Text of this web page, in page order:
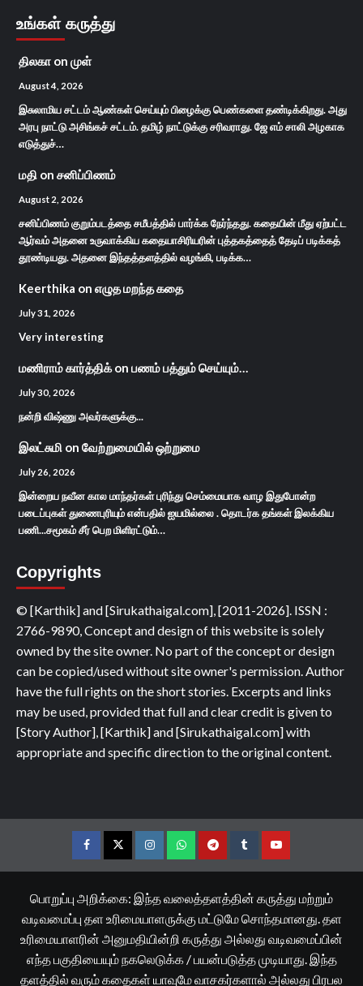
உங்கள் கருத்து
திலகா on முள்
August 4, 2026
இசுலாமிய சட்டம் ஆண்கள் செய்யும் பிழைக்கு பெண்களை தண்டிக்கிறது. அது
அரபு நாட்டு அசிங்கச் சட்டம். தமிழ் நாட்டுக்கு சரிவராது. ஜே எம் சாலி அழகாக
எடுத்துச்…
மதி on சனிப்பிணம்
August 2, 2026
சனிப்பிணம் குறும்படத்தை சமீபத்தில் பார்க்க நேர்ந்தது. கதையின் மீது ஏற்பட்ட
ஆர்வம் அதனை உருவாக்கிய கதையாசிரியரின் புத்தகத்தைத் தேடிப் படிக்கத்
தூண்டியது. அதனை இந்தத்தளத்தில் வழங்கி, படிக்க…
Keerthika on எழுத மறந்த கதை
July 31, 2026
Very interesting
மணிராம் கார்த்திக்on பணம் பத்தும் செய்யும்…
July 30, 2026
நன்றி விஷ்ணு அவர்களுக்கு...
இலட்சுமி on வேற்றுமையில் ஒற்றுமை
July 26, 2026
இன்றைய நவீன கால மாந்தர்கள் புரிந்து செம்மையாக வாழ இதுபோன்ற
படைப்புகள் துணைபுரியும் என்பதில் ஐயமில்லை . தொடர்க தங்கள் இலக்கிய
பணி...சமூகம் சீர் பெற மிளிரட்டும்…
Copyrights
© [Karthik] and [Sirukathaigal.com], [2011-2026]. ISSN :
2766-9890, Concept and design of this website is solely
owned by the site owner. No part of the concept or design
can be copied/used without site owner's permission. Author
have the full rights on the short stories. Excerpts and links
may be used, provided that full and clear credit is given to
[Story Author], [Karthik] and [Sirukathaigal.com] with
appropriate and specific direction to the original content.
FacebookTwitterInstagramWhatsappTelegramTumblrYouTube
பொறுப்பு அறிக்கை: இந்த வலைத்தளத்தின் கருத்து மற்றும்
வடிவமைப்பு தள உரிமையாளருக்கு மட்டுமே சொந்தமானது. தள
உரிமையாளரின் அனுமதியின்றி கருத்து அல்லது வடிவமைப்பின்
எந்த பகுதியையும் நகலெடுக்க / பயன்படுத்த முடியாது. இந்த
தளத்தில் வரும் கதைகள் யாவுமே வாசகர்களால் அல்லது பிரபல